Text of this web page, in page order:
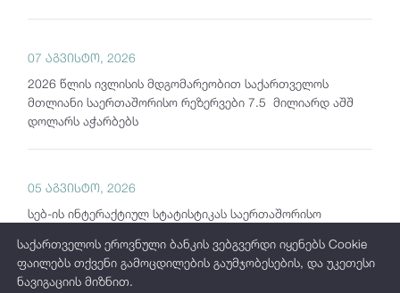
07 აგვისტო, 2026
2026 წლის ივლისის მდგომარეობით საქართველოს
მთლიანი საერთაშორისო რეზერვები 7.5 მილიარდ აშშ
დოლარს აჭარბებს
05 აგვისტო, 2026
სებ-ის ინტერაქტიულ სტატისტიკას საერთაშორისო
რეპორტი დაემატა
საქართველოს ეროვნული ბანკის ვებგვერდი იყენებს Cookie
ფაილებს თქვენი გამოცდილების გაუმჯობესების, და უკეთესი
ნავიგაციის მიზნით.